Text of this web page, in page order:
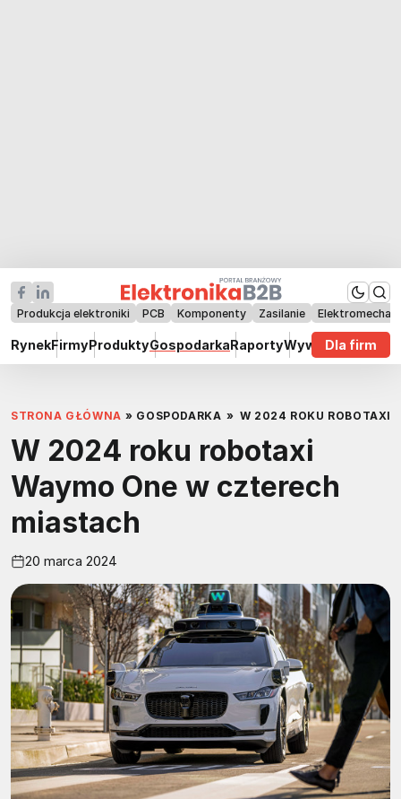
Produkcja elektroniki PCB Komponenty Zasilanie
RynekFirmyProduktyGospodarkaRaportyWywiadyDla firm
STRONA GŁÓWNA » GOSPODARKA » W 2024 ROKU ROBOTAXI
W 2024 roku robotaxi
Waymo One w czterech
miastach
20 marca 2024